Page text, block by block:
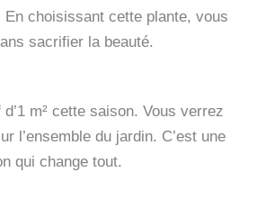
En choisissant cette plante, vous
sacrifier la beauté.
m² cette saison. Vous verrez
l’ensemble du jardin. C’est une
qui change tout.